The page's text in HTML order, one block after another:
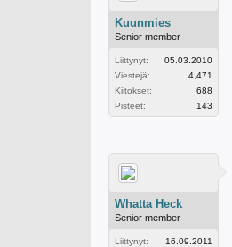
Kuunmies
Senior member
Liittynyt:
05.03.2010
Viestejä:
4,471
Kiitokset:
688
Pisteet:
143
Whatta Heck
Senior member
Liittynyt:
16.09.2011